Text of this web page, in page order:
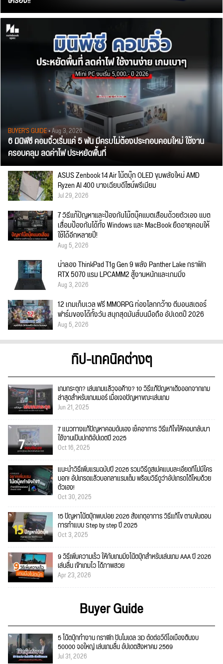
BUYER'S GUIDE• Aug 3, 2026
6 มินิพีซี คอมจิ๋วเริ่มแค่ 5 พัน มีครบไม่ต้องประกอบคอมใหม่ ใช้งาน
ครอบคลุม ลดค่าไฟ ประหยัดพื้นที่
ASUS Zenbook 14 Air โน้ตบุ๊ก OLED ขุมพลังใหม่ AMD
Ryzen AI 400 บางเฉียบดีไซน์พรีเมียม
Jul 29, 2026
7 วิธีแก้ปัญหาและป้องกันโน๊ตบุ๊คแบตเสื่อมด้วยตัวเอง แบต
เสื่อมป้องกันได้ทั้ง Windows และ MacBook ยืดอายุคอมให้
ใช้ได้อีกหลายปี!
Aug 5, 2026
น่าลอง ThinkPad T1g Gen 9 พลัง Panther Lake กราฟิก
RTX 5070 แรม LPCAMM2 สู้งานหนักและเกมมิ่ง
Aug 3, 2026
12 เกมเก็บเวล ฟรี MMORPG ท่องโลกกว้าง ตีมอนสเตอร์
ฟาร์มของได้ทั้งวัน สนุกสุดมันส์บนมือถือ อัปเดตปี 2026
Aug 5, 2026
ทิป-เทคนิคต่างๆ
เกมกระตุก? เล่นเกมแล้วจอค้าง? 10 วิธีแก้ปัญหาเด้งออกจากเกม
ล่าสุดสำหรับเกมเมอร์ เมื่อเจอปัญหาขณะเล่นเกม
Jun 21, 2025
7 แนวทางแก้ปัญหาคอมดับเอง เช็คอาการ วิธีแก้ไขให้คอมกลับมา
ใช้งานเป็นปกติอัปเดตปี 2025
Oct 16, 2025
แนะนำวิธีเพิ่มแรมฉบับปี 2026 รวมวิธีดูสเปคแบบละเอียดที่ไม่มีใคร
บอก! อัปเกรดแล้วบอกลาแรมเต็ม พร้อมวิธีดูว่าอัปเกรดได้ไหมด้วย
ตัวเอง!
Oct 30, 2025
15 ปัญหาโน้ตบุ๊กพบบ่อย 2026 สังเกตุอาการ วิธีแก้ไข ตามขั้นตอน
การทำแบบ Step by step ปี 2025
Oct 3, 2025
9 วิธีเพิ่มความเร็ว ให้กับเกมมิ่งโน้ตบุ๊กสำหรับเล่นเกม AAA ปี 2026
เล่นลื่น เข้าเกมไว ได้ภาพสวย
Apr 23, 2026
Buyer Guide
5 โน้ตบุ๊กทำงาน กราฟิก ปั้นโมเดล 3D ตัดต่อวีดีโอเบื้องต้นงบ
50000 จอใหญ่ เล่นเกมลื่น อัปเดตสิงหาคม 2569
Jul 31, 2026